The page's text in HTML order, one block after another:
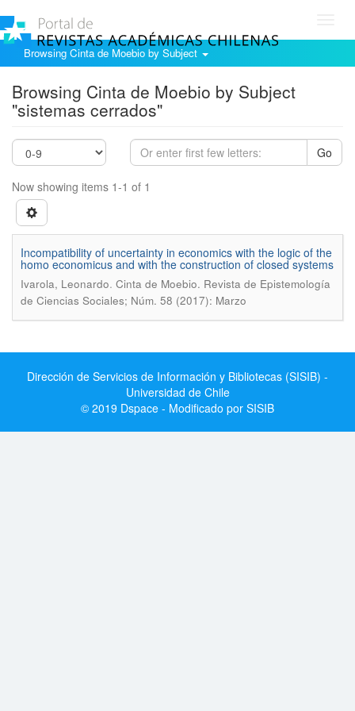
Browsing Cinta de Moebio by Subject
Browsing Cinta de Moebio by Subject
"sistemas cerrados"
Go
Now showing items 1-1 of 1
Incompatibility of uncertainty in economics with the logic of the
homo economicus and with the construction of closed systems
Ivarola, Leonardo. Cinta de Moebio. Revista de Epistemología
de Ciencias Sociales; Núm. 58 (2017): Marzo
Dirección de Servicios de Información y Bibliotecas (SISIB) -
Universidad de Chile
© 2019 Dspace - Modificado por SISIB